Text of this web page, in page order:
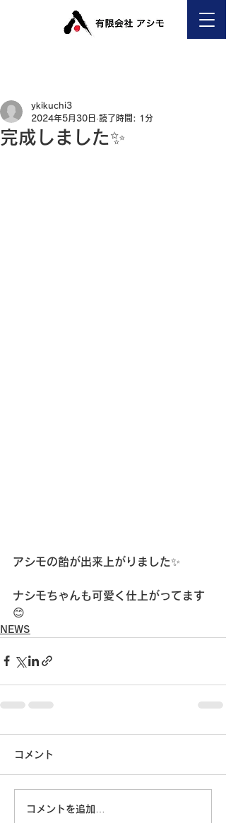
完成しました✨
ykikuchi3
2024年5月30日 読了時間: 1分
アシモの飴が出来上がりました✨
ナシモちゃんも可愛く仕上がってます
😊
NEWS
コメント
コメントを追加…